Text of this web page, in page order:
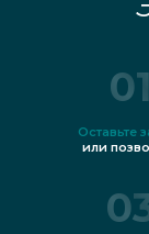
01
Оставьте
или